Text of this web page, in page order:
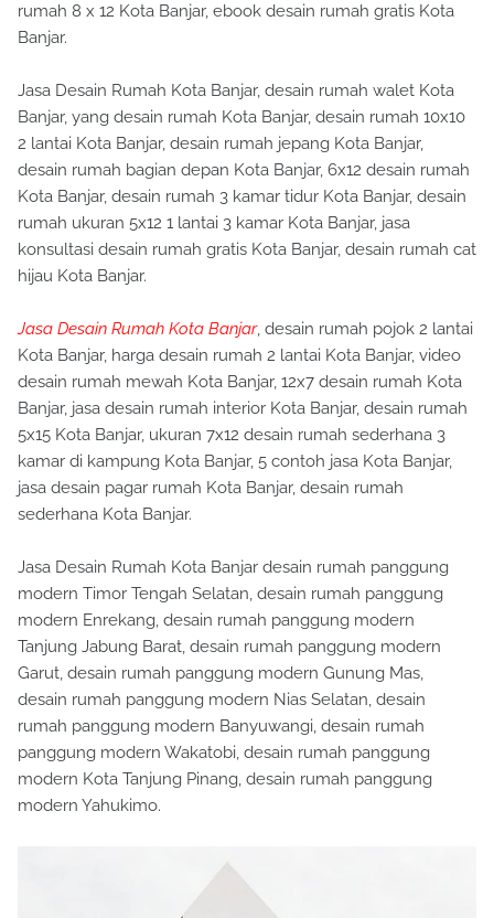
rumah 8 x 12 Kota Banjar, ebook desain rumah gratis Kota
Banjar.
Jasa Desain Rumah Kota Banjar, desain rumah walet Kota
Banjar, yang desain rumah Kota Banjar, desain rumah 10x10
2 lantai Kota Banjar, desain rumah jepang Kota Banjar,
desain rumah bagian depan Kota Banjar, 6x12 desain rumah
Kota Banjar, desain rumah 3 kamar tidur Kota Banjar, desain
rumah ukuran 5x12 1 lantai 3 kamar Kota Banjar, jasa
konsultasi desain rumah gratis Kota Banjar, desain rumah cat
hijau Kota Banjar.
Jasa Desain Rumah Kota Banjar, desain rumah pojok 2 lantai
Kota Banjar, harga desain rumah 2 lantai Kota Banjar, video
desain rumah mewah Kota Banjar, 12x7 desain rumah Kota
Banjar, jasa desain rumah interior Kota Banjar, desain rumah
5x15 Kota Banjar, ukuran 7x12 desain rumah sederhana 3
kamar di kampung Kota Banjar, 5 contoh jasa Kota Banjar,
jasa desain pagar rumah Kota Banjar, desain rumah
sederhana Kota Banjar.
Jasa Desain Rumah Kota Banjar desain rumah panggung
modern Timor Tengah Selatan, desain rumah panggung
modern Enrekang, desain rumah panggung modern
Tanjung Jabung Barat, desain rumah panggung modern
Garut, desain rumah panggung modern Gunung Mas,
desain rumah panggung modern Nias Selatan, desain
rumah panggung modern Banyuwangi, desain rumah
panggung modern Wakatobi, desain rumah panggung
modern Kota Tanjung Pinang, desain rumah panggung
modern Yahukimo.